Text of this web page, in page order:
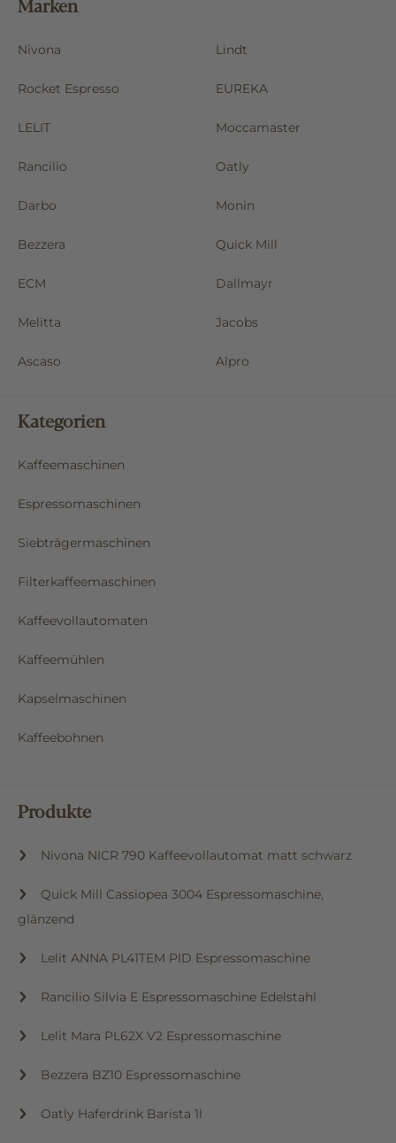
Nivona Lindt
Rocket Espresso EUREKA
LELIT Moccamaster
Rancilio Oatly
Darbo Monin
Bezzera Quick Mill
ECM Dallmayr
Melitta Jacobs
Ascaso Alpro
Kategorien
Kaffeemaschinen
Espressomaschinen
Siebträgermaschinen
Filterkaffeemaschinen
Kaffeevollautomaten
Kaffeemühlen
Kapselmaschinen
Kaffeebohnen
Produkte
Nivona NICR 790 Kaffeevollautomat matt schwarz
Quick Mill Cassiopea 3004 Espressomaschine,
glänzend
Lelit ANNA PL41TEM PID Espressomaschine
Rancilio Silvia E Espressomaschine Edelstahl
Lelit Mara PL62X V2 Espressomaschine
Bezzera BZ10 Espressomaschine
Oatly Haferdrink Barista 1l